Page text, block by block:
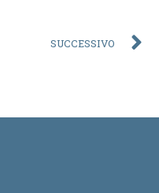
SUCCESSIVO